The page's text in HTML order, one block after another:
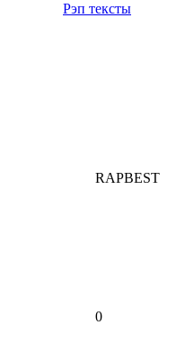
Рэп тексты
RAPBEST
0